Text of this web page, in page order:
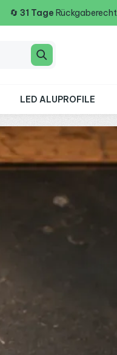
🔄 31 Tage Rückgaberecht
LED ALUPROFILE